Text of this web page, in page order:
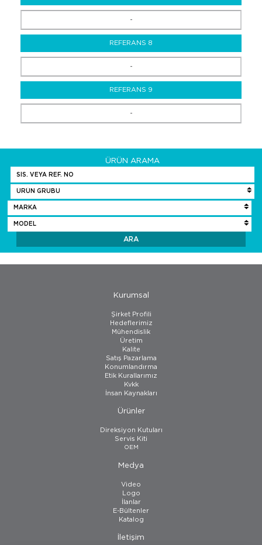
-
REFERANS 8
-
REFERANS 9
-
ÜRÜN ARAMA
Kurumsal
Şirket Profili
Hedeflerimiz
Mühendislik
Üretim
Kalite
Satış Pazarlama
Konumlandırma
Etik Kurallarımız
Kvkk
İnsan Kaynakları
Ürünler
Direksiyon Kutuları
Servis Kiti
OEM
Medya
Video
Logo
İlanlar
E-Bültenler
Katalog
İletişim